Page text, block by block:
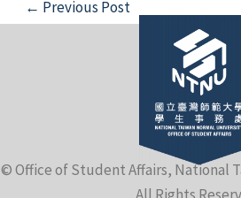
Post
navigation
← Previous Post
© Office of Student Affairs, National